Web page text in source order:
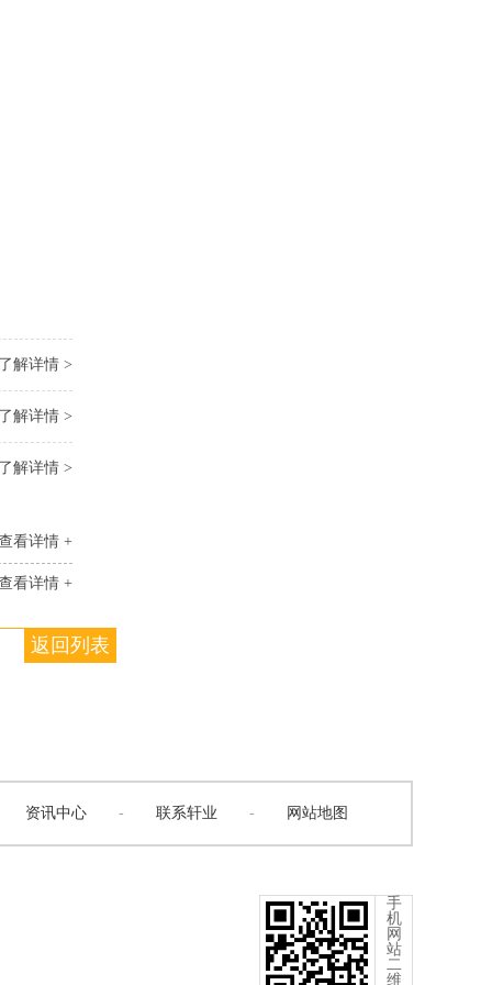
了解详情 >
了解详情 >
了解详情 >
看详情 +
看详情 +
返回列表
资讯中心 - 联系轩业 - 网站地图
手
机
网
站
二
维